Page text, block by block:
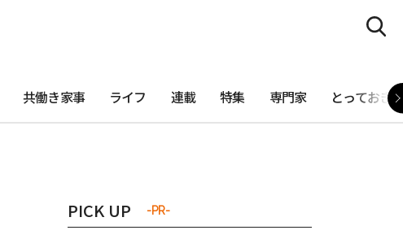
共働き家事 ライフ 連載 特集 専門家 とっておき
PICK UP -PR-